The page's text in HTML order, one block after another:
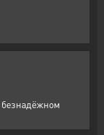
безнадёжном